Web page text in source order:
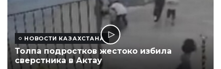
НОВОСТИ КАЗАХСТАНА
Толпа подростков жестоко избила
сверстника в Актау